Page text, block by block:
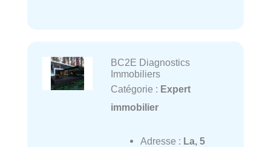
BC2E Diagnostics
Immobiliers
Catégorie : Expert
immobilier
Adresse : La, 5